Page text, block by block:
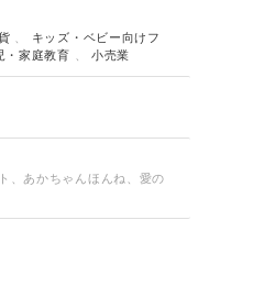
キッズ・ベビー向けフ
・家庭教育 小売業
、あかちゃんほんね、愛の